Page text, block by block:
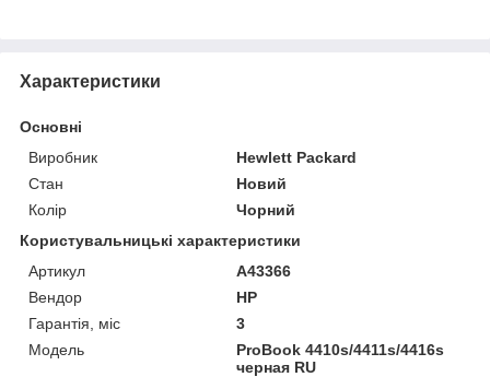
Характеристики
Основні
Виробник
Hewlett Packard
Стан
Новий
Колір
Чорний
Користувальницькі характеристики
Артикул
A43366
Вендор
HP
Гарантія, міс
3
Мoдель
ProBook 4410s/4411s/4416s
черная RU